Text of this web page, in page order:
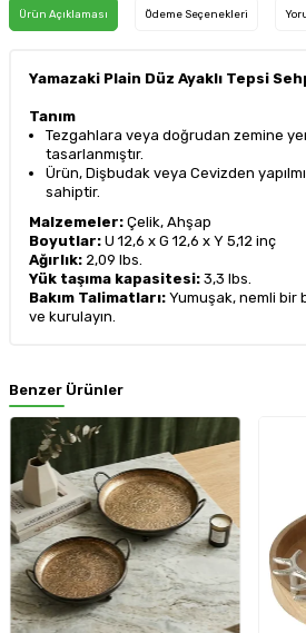
Ürün Açıklaması Ödeme Seçenekleri
Yamazaki Plain Düz Ayaklı Tepsi
Tanım
Tezgahlara veya doğrudan zemine
tasarlanmıştır.
Ürün, Dişbudak veya Cevizden
sahiptir.
Malzemeler: Çelik, Ahşap
Boyutlar: U 12,6 x G 12,6 x Y 5,12 inç
Ağırlık: 2,09 lbs.
Yük taşıma kapasitesi: 3,3 lbs.
Bakım Talimatları: Yumuşak, nemli bir
ve kurulayın.
Benzer Ürünler